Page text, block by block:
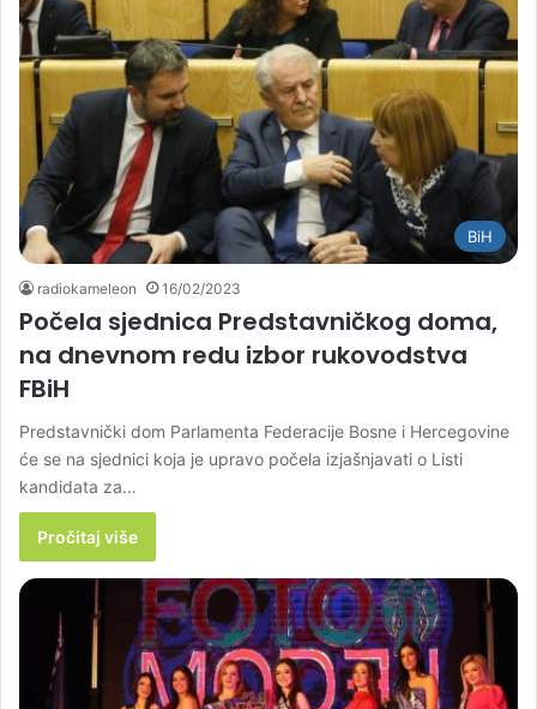
BiH
radiokameleon 16/02/2023
Počela sjednica Predstavničkog doma,
na dnevnom redu izbor rukovodstva
FBiH
Predstavnički dom Parlamenta Federacije Bosne i Hercegovine
će se na sjednici koja je upravo počela izjašnjavati o Listi
kandidata za…
Pročitaj više